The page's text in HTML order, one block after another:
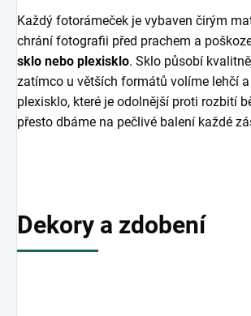
Každý fotorámeček je vybaven čirým
chrání fotografii před prachem a
sklo nebo plexisklo. Sklo působí
zatímco u větších formátů volíme lehčí
plexisklo, které je odolnější proti rozbití
přesto dbáme na pečlivé balení každé
Dekory a zdobení